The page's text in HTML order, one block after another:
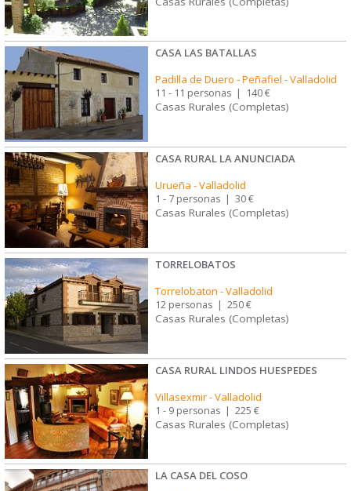
CASA LAS BATALLAS
Padilla de Duero - Peñafiel -Valladolid
11 - 11 personas 140 €
Casas Rurales (Completas)
CASA RURAL LA ANUNCIADA
Urueña -Valladolid
1 - 7 personas | 30 €
Casas Rurales (Completas)
TORRELOBATOS
Torrelobaton -Valladolid
12 personas | 250 €
Casas Rurales (Completas)
CASA RURAL LINDOS HUESPEDES
Villasexmir-Valladolid
1 - 9 personas | 225 €
Casas Rurales (Completas)
LA CASA DEL COSO